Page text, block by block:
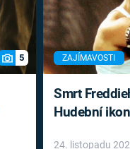
5 ZAJÍMAVOSTI
Smrt
Hudební
24. listopadu